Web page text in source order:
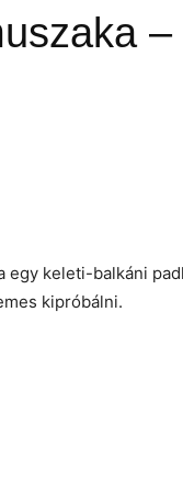
egy keleti-balkáni
kipróbálni.